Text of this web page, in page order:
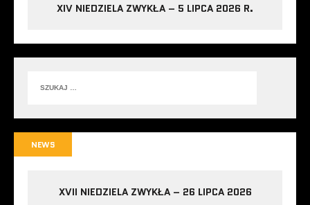
XIV NIEDZIELA ZWYKŁA – 5 LIPCA 2026 R.
NEWS
XVII NIEDZIELA ZWYKŁA – 26 LIPCA 2026